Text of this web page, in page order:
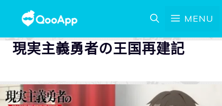
MENU
現実主義勇者の王国再建記